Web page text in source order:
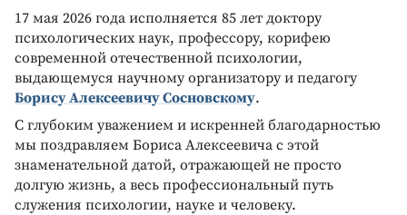
17 мая 2026 года исполняется 85 лет доктору
психологических наук, профессору, корифею
современной отечественной психологии,
выдающемуся научному организатору и педагогу
Борису Алексеевичу Сосновскому.
С глубоким уважением и искренней благодарностью
мы поздравляем Бориса Алексеевича с этой
знаменательной датой, отражающей не просто
долгую жизнь, а весь профессиональный путь
служения психологии, науке и человеку.